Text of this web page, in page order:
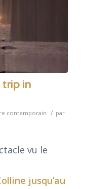
trip in
contemporain / par
vu le
jusqu’au